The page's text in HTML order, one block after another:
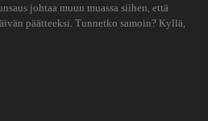
johtaa muun muassa siihen, että
päätteeksi. Tunnetko samoin? Kyllä,